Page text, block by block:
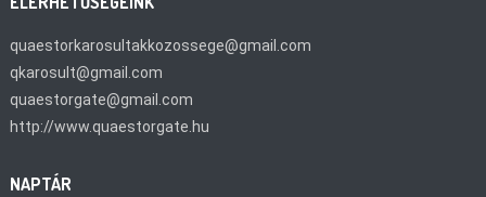
quaestorkarosultakkozossege@gmail.com
qkarosult@gmail.com
quaestorgate@gmail.com
http://www.quaestorgate.hu
NAPTÁR